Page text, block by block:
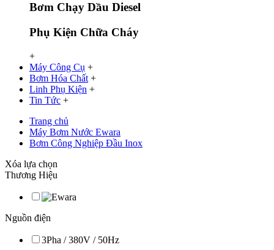
Bơm Chạy Dầu Diesel
Phụ Kiện Chữa Cháy
+
Máy Công Cụ +
Bơm Hóa Chất +
Linh Phụ Kiện +
Tin Tức +
Trang chủ
Máy Bơm Nước Ewara
Bơm Công Nghiệp Đầu Inox
Xóa lựa chọn
Thương Hiệu
Nguồn điện
3Pha / 380V / 50Hz